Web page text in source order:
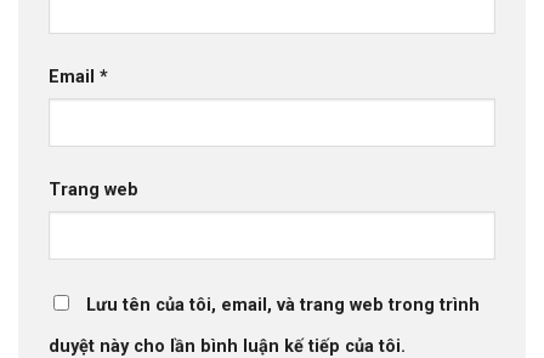
Email *
Trang web
Lưu tên của tôi, email, và trang web trong trình
duyệt này cho lần bình luận kế tiếp của tôi.